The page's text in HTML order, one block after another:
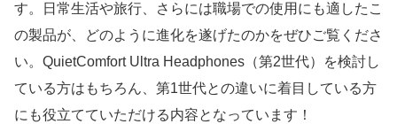
す。日常生活や旅行、さらには職場での使用にも適したこ
の製品が、どのように進化を遂げたのかをぜひご覧くださ
い。QuietComfort Ultra Headphones（第2世代）を検討し
ている方はもちろん、第1世代との違いに着目している方
にも役立てていただける内容となっています！